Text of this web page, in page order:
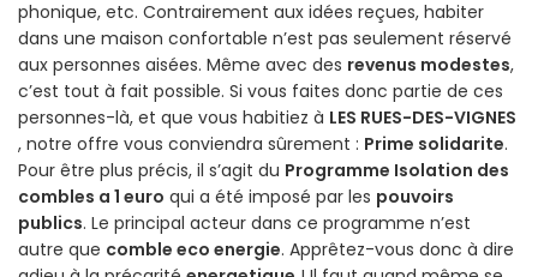
phonique, etc. Contrairement aux idées reçues, habiter
dans une maison confortable n’est pas seulement réservé
aux personnes aisées. Même avec des revenus modestes,
c’est tout à fait possible. Si vous faites donc partie de ces
personnes-là, et que vous habitiez à LES RUES-DES-VIGNES
, notre offre vous conviendra sûrement : Prime solidarite.
Pour être plus précis, il s’agit du Programme Isolation des
combles a 1 euro qui a été imposé par les pouvoirs
publics. Le principal acteur dans ce programme n’est
autre que comble eco energie. Apprêtez-vous donc à dire